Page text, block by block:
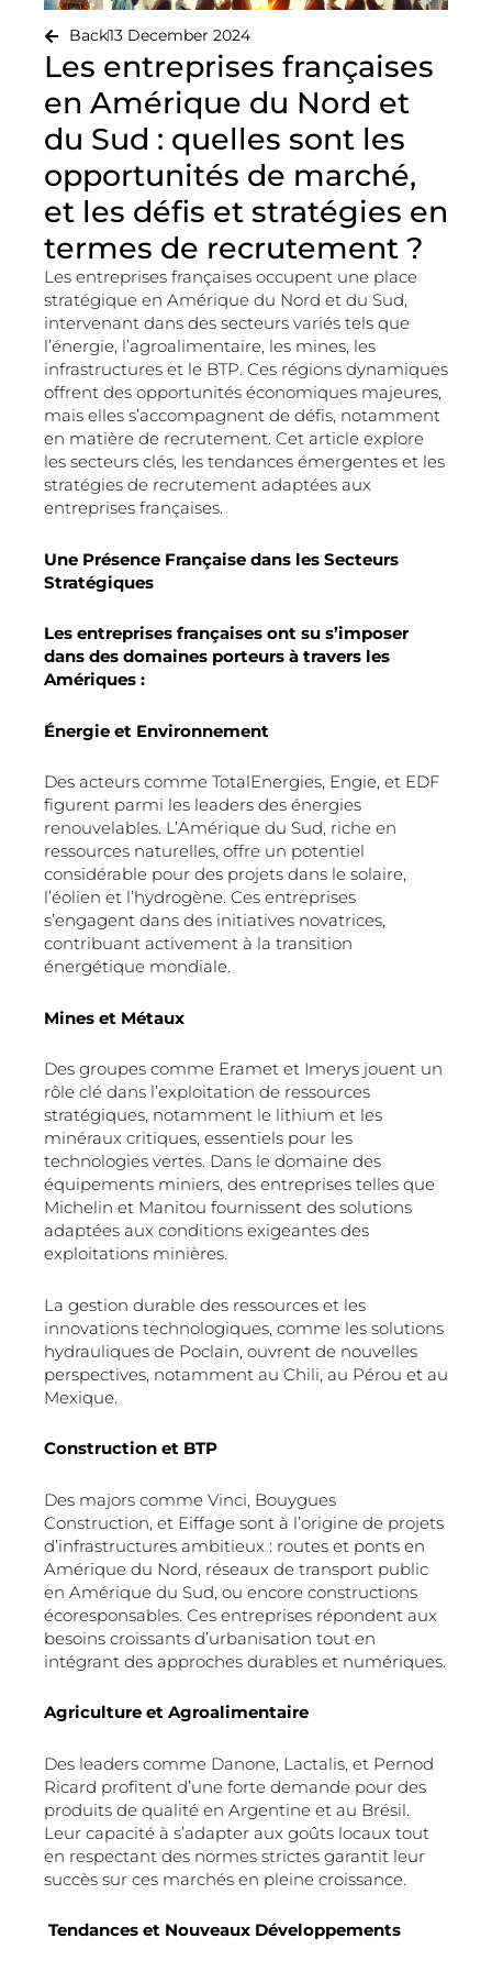
Back13 December 2024
Les entreprises françaises
en Amérique du Nord et
du Sud : quelles sont les
opportunités de marché,
et les défis et stratégies en
termes de recrutement ?
Les entreprises françaises occupent une place
stratégique en Amérique du Nord et du Sud,
intervenant dans des secteurs variés tels que
l’énergie, l’agroalimentaire, les mines, les
infrastructures et le BTP. Ces régions dynamiques
offrent des opportunités économiques majeures,
mais elles s’accompagnent de défis, notamment
en matière de recrutement. Cet article explore
les secteurs clés, les tendances émergentes et les
stratégies de recrutement adaptées aux
entreprises françaises.
Une Présence Française dans les Secteurs
Stratégiques
Les entreprises françaises ont su s’imposer
dans des domaines porteurs à travers les
Amériques :
Énergie et Environnement
Des acteurs comme TotalEnergies, Engie, et EDF
figurent parmi les leaders des énergies
renouvelables. L’Amérique du Sud, riche en
ressources naturelles, offre un potentiel
considérable pour des projets dans le solaire,
l’éolien et l’hydrogène. Ces entreprises
s’engagent dans des initiatives novatrices,
contribuant activement à la transition
énergétique mondiale.
Mines et Métaux
Des groupes comme Eramet et Imerys jouent un
rôle clé dans l’exploitation de ressources
stratégiques, notamment le lithium et les
minéraux critiques, essentiels pour les
technologies vertes. Dans le domaine des
équipements miniers, des entreprises telles que
Michelin et Manitou fournissent des solutions
adaptées aux conditions exigeantes des
exploitations minières.
La gestion durable des ressources et les
innovations technologiques, comme les solutions
hydrauliques de Poclain, ouvrent de nouvelles
perspectives, notamment au Chili, au Pérou et au
Mexique.
Construction et BTP
Des majors comme Vinci, Bouygues
Construction, et Eiffage sont à l’origine de projets
d’infrastructures ambitieux : routes et ponts en
Amérique du Nord, réseaux de transport public
en Amérique du Sud, ou encore constructions
écoresponsables. Ces entreprises répondent aux
besoins croissants d’urbanisation tout en
intégrant des approches durables et numériques.
Agriculture et Agroalimentaire
Des leaders comme Danone, Lactalis, et Pernod
Ricard profitent d’une forte demande pour des
produits de qualité en Argentine et au Brésil.
Leur capacité à s’adapter aux goûts locaux tout
en respectant des normes strictes garantit leur
succès sur ces marchés en pleine croissance.
Tendances et Nouveaux Développements